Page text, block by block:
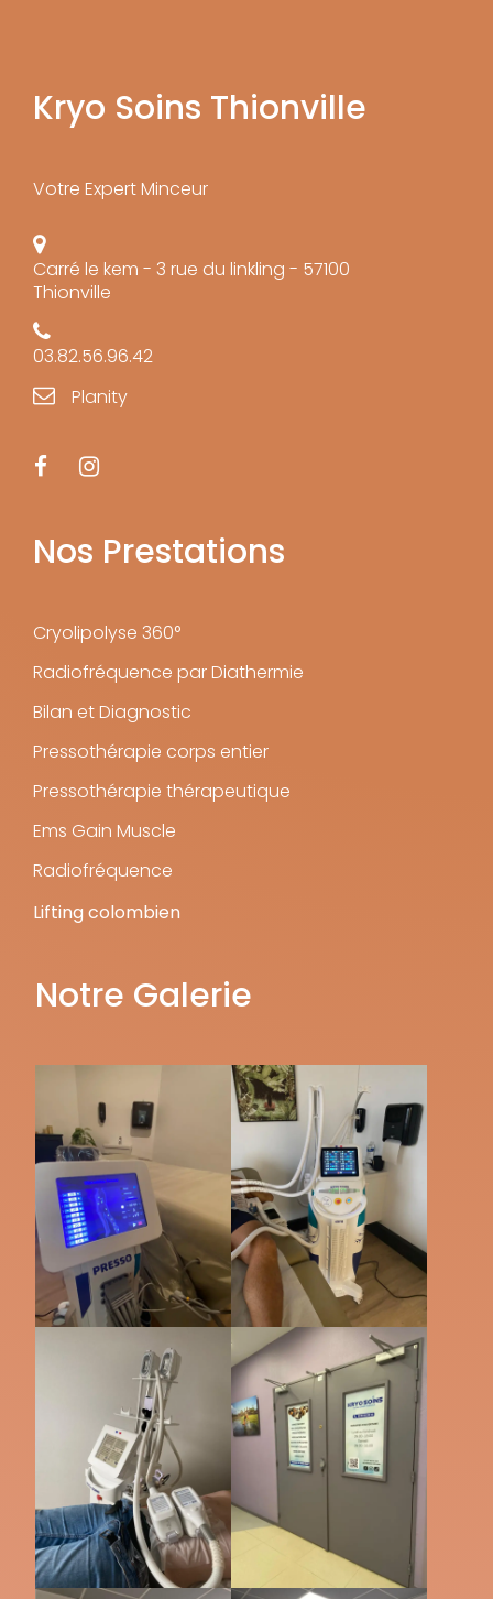
Kryo Soins Thionville
Votre Expert Minceur
Carré le kem - 3 rue du linkling - 57100
Thionville
03.82.56.96.42
Planity
Nos Prestations
Cryolipolyse 360°
Radiofréquence par Diathermie
Bilan et Diagnostic
Pressothérapie corps entier
Pressothérapie thérapeutique
Ems Gain Muscle
Radiofréquence
Lifting colombien
Notre Galerie